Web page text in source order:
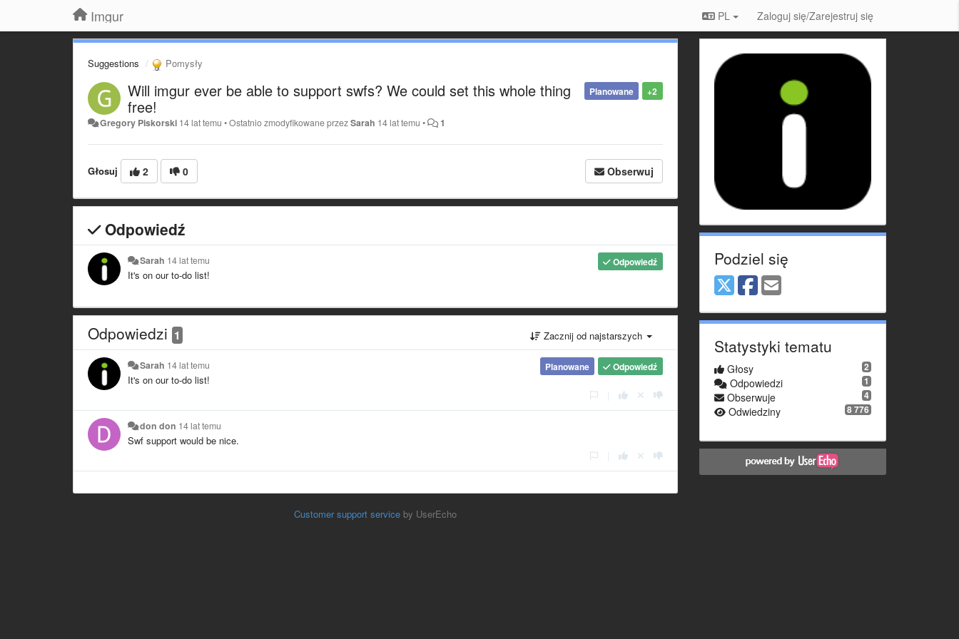
Imgur PL Zaloguj się/Zarejestruj się
Suggestions Pomysły
+2
Planowane
Will imgur ever be able to support swfs? We could set this whole thing
free!
Gregory Piskorski 14 lat temu •Ostatnio zmodyfikowane przezSarah 14 lat temu • 1
Głosuj 2 0 Obserwuj
Odpowiedź
Odpowiedź
Sarah 14 lat temu
It's on our to-do list!
Odpowiedzi 1 Zacznij od najstarszych
Odpowiedź
Planowane
Sarah 14 lat temu
It's on our to-do list!
don don 14 lat temu
Swf support would be nice.
Customer support serviceby UserEcho
Podziel się
Statystyki tematu
2
Głosy
1
Odpowiedzi
4
Obserwuje
8 776
Odwiedziny